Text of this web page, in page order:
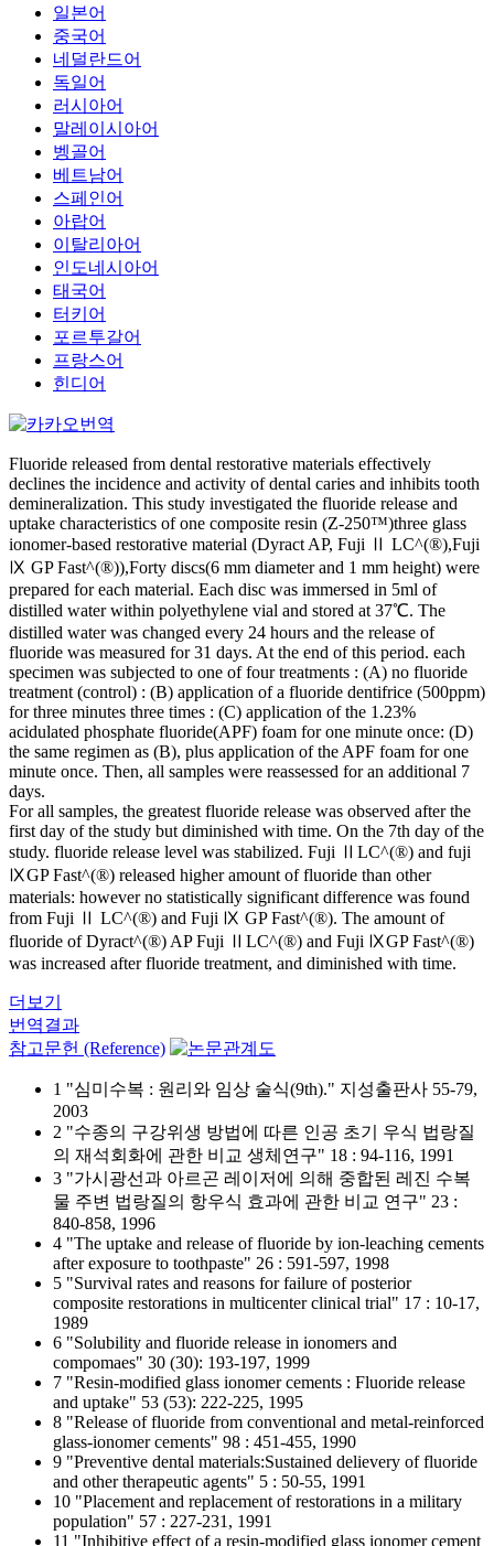
일본어
중국어
네덜란드어
독일어
러시아어
말레이시아어
벵골어
베트남어
스페인어
아랍어
이탈리아어
인도네시아어
태국어
터키어
포르투갈어
프랑스어
힌디어
Fluoride released from dental restorative materials effectively
declines the incidence and activity of dental caries and inhibits tooth
demineralization. This study investigated the fluoride release and
uptake characteristics of one composite resin (Z-250™)three glass
ionomer-based restorative material (Dyract AP, Fuji Ⅱ LC^(®),Fuji
Ⅸ GP Fast^(®)),Forty discs(6 mm diameter and 1 mm height) were
prepared for each material. Each disc was immersed in 5ml of
distilled water within polyethylene vial and stored at 37℃. The
distilled water was changed every 24 hours and the release of
fluoride was measured for 31 days. At the end of this period. each
specimen was subjected to one of four treatments : (A) no fluoride
treatment (control) : (B) application of a fluoride dentifrice (500ppm)
for three minutes three times : (C) application of the 1.23%
acidulated phosphate fluoride(APF) foam for one minute once: (D)
the same regimen as (B), plus application of the APF foam for one
minute once. Then, all samples were reassessed for an additional 7
days.
For all samples, the greatest fluoride release was observed after the
first day of the study but diminished with time. On the 7th day of the
study. fluoride release level was stabilized. Fuji ⅡLC^(®) and fuji
ⅨGP Fast^(®) released higher amount of fluoride than other
materials: however no statistically significant difference was found
from Fuji Ⅱ LC^(®) and Fuji Ⅸ GP Fast^(®). The amount of
fluoride of Dyract^(®) AP Fuji ⅡLC^(®) and Fuji ⅨGP Fast^(®)
was increased after fluoride treatment, and diminished with time.
더보기
번역결과
참고문헌 (Reference)
1 "심미수복 : 원리와 임상 술식(9th)." 지성출판사 55-79,
2003
2 "수종의 구강위생 방법에 따른 인공 초기 우식 법랑질
의 재석회화에 관한 비교 생체연구" 18 : 94-116, 1991
3 "가시광선과 아르곤 레이저에 의해 중합된 레진 수복
물 주변 법랑질의 항우식 효과에 관한 비교 연구" 23 :
840-858, 1996
4 "The uptake and release of fluoride by ion-leaching cements
after exposure to toothpaste" 26 : 591-597, 1998
5 "Survival rates and reasons for failure of posterior
composite restorations in multicenter clinical trial" 17 : 10-17,
1989
6 "Solubility and fluoride release in ionomers and
compomaes" 30 (30): 193-197, 1999
7 "Resin-modified glass ionomer cements : Fluoride release
and uptake" 53 (53): 222-225, 1995
8 "Release of fluoride from conventional and metal-reinforced
glass-ionomer cements" 98 : 451-455, 1990
9 "Preventive dental materials:Sustained delievery of fluoride
and other therapeutic agents" 5 : 50-55, 1991
10 "Placement and replacement of restorations in a military
population" 57 : 227-231, 1991
11 "Inhibitive effect of a resin-modified glass ionomer cement